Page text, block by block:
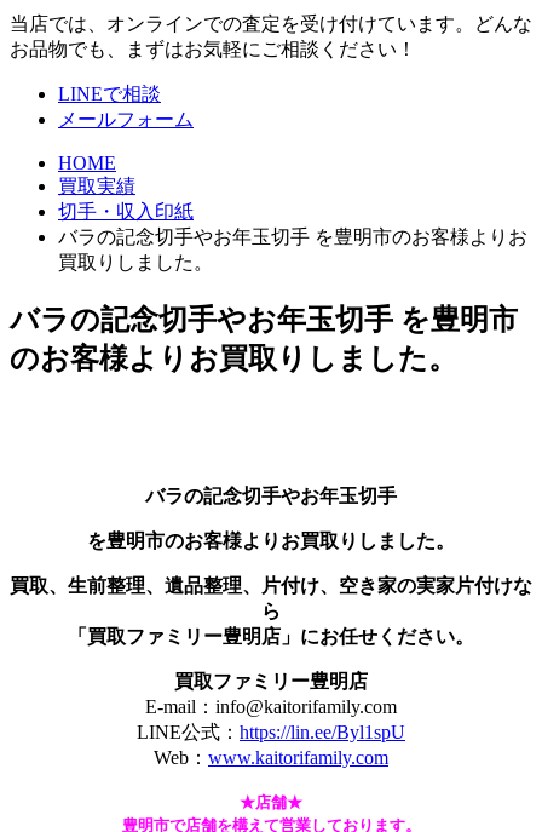
当店では、オンラインでの査定を受け付けています。どんな
お品物でも、まずはお気軽にご相談ください！
LINEで相談
メールフォーム
HOME
買取実績
切手・収入印紙
バラの記念切手やお年玉切手 を豊明市のお客様よりお
買取りしました。
バラの記念切手やお年玉切手 を豊明市
のお客様よりお買取りしました。
バラの記念切手やお年玉切手
を豊明市のお客様よりお買取りしました。
買取、生前整理、遺品整理、片付け、空き家の実家片付けな
ら
「買取ファミリー豊明店」にお任せください。
買取ファミリー豊明店
E-mail：info@kaitorifamily.com
LINE公式： https://lin.ee/Byl1spU
Web： www.kaitorifamily.com
★店舗★
豊明市で店舗を構えて営業しております。